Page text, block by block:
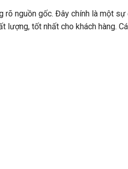
rõ nguồn gốc. Đây chính là một
lượng, tốt nhất cho khách hàng.